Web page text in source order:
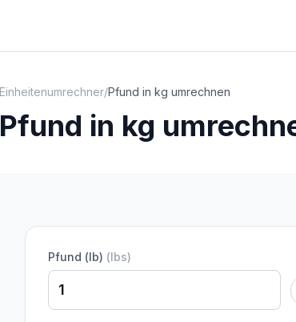
Einheitenumrechner/Pfund in kg umrechnen
Pfund in kg
Pfund (lb) (lbs)